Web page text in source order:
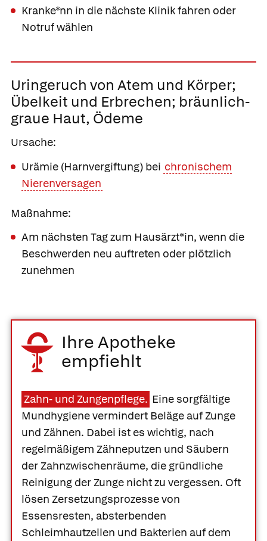
Kranke*nn in die nächste Klinik fahren oder
Notruf wählen
Uringeruch von Atem und Körper;
Übelkeit und Erbrechen; bräunlich-
graue Haut, Ödeme
Ursache:
Urämie (Harnvergiftung) bei chronischem
Nierenversagen
Maßnahme:
Am nächsten Tag zum Hausärzt*in, wenn die
Beschwerden neu auftreten oder plötzlich
zunehmen
Ihre Apotheke
empfiehlt
Zahn- und Zungenpflege. Eine sorgfältige
Mundhygiene vermindert Beläge auf Zunge
und Zähnen. Dabei ist es wichtig, nach
regelmäßigem Zähneputzen und Säubern
der Zahnzwischenräume, die gründliche
Reinigung der Zunge nicht zu vergessen. Oft
lösen Zersetzungsprozesse von
Essensresten, absterbenden
Schleimhautzellen und Bakterien auf dem